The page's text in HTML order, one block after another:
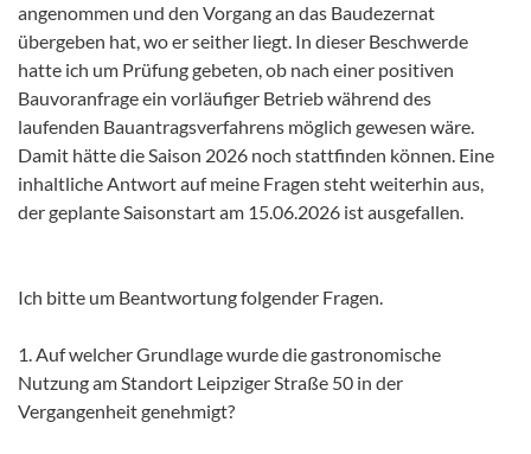
angenommen und den Vorgang an das Baudezernat
übergeben hat, wo er seither liegt. In dieser Beschwerde
hatte ich um Prüfung gebeten, ob nach einer positiven
Bauvoranfrage ein vorläufiger Betrieb während des
laufenden Bauantragsverfahrens möglich gewesen wäre.
Damit hätte die Saison 2026 noch stattfinden können. Eine
inhaltliche Antwort auf meine Fragen steht weiterhin aus,
der geplante Saisonstart am 15.06.2026 ist ausgefallen.
Ich bitte um Beantwortung folgender Fragen.
1. Auf welcher Grundlage wurde die gastronomische
Nutzung am Standort Leipziger Straße 50 in der
Vergangenheit genehmigt?